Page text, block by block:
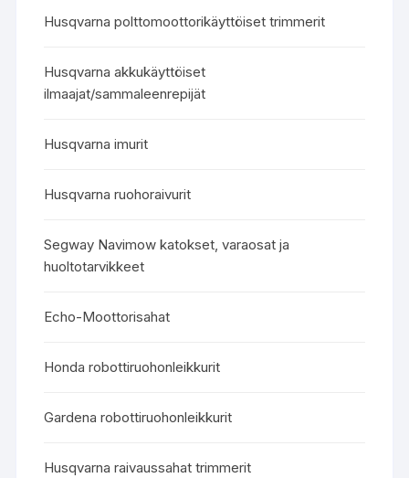
Husqvarna polttomoottorikäyttöiset trimmerit
Husqvarna akkukäyttöiset
ilmaajat/sammaleenrepijät
Husqvarna imurit
Husqvarna ruohoraivurit
Segway Navimow katokset, varaosat ja
huoltotarvikkeet
Echo-Moottorisahat
Honda robottiruohonleikkurit
Gardena robottiruohonleikkurit
Husqvarna raivaussahat trimmerit